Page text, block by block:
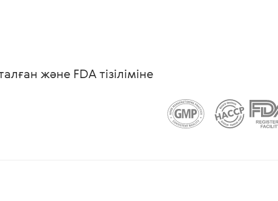
және FDA тізіліміне